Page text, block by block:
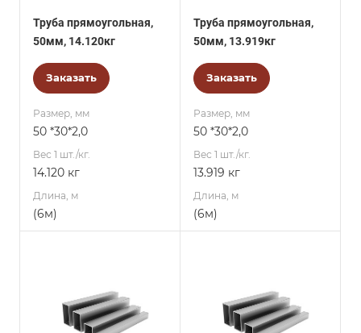
Труба прямоугольная,
50мм, 14.120кг
Заказать
Размер, мм
50 *30*2,0
Вес 1 шт./кг.
14.120 кг
Длина, м
(6м)
Труба прямоугольная,
50мм, 13.919кг
Заказать
Размер, мм
50 *30*2,0
Вес 1 шт./кг.
13.919 кг
Длина, м
(6м)